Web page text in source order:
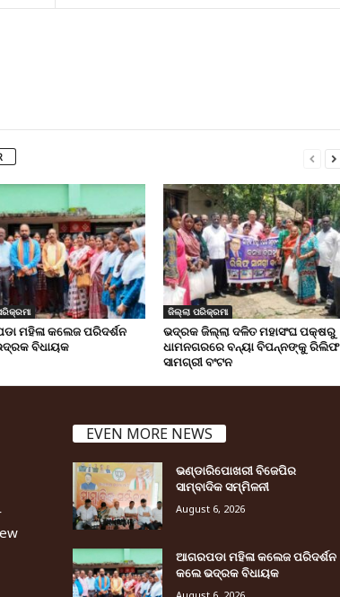
ମହିଳା କଲେଜ ପରିଦର୍ଶନ
ବିଧାୟକ
ଜିଲ୍ଲା ପରିକ୍ରମା
ଭଦ୍ରକ ଜିଲ୍ଲା ଦଳିତ ମହାସଂଘ ପକ୍ଷରୁ
ଧାମନଗରରେ ବନ୍ୟା ବିପନ୍ନଙ୍କୁ ରିଲିଫ
ସାମଗ୍ରୀ ବଂଟନ
EVEN MORE NEWS
ଭଣ୍ଡାରିପୋଖରୀ ବିଜେପିର
ସାମ୍ବାଦିକ ସମ୍ମିଳନୀ
August 6, 2026
ଆଗରପଡା ମହିଳା କଲେଜ ପରିଦର୍ଶନ
କଲେ ଭଦ୍ରକ ବିଧାୟକ